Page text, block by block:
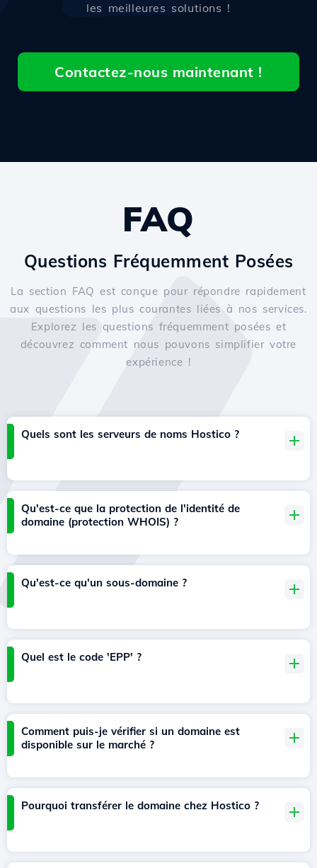
les meilleures solutions !
Contactez-nous maintenant !
FAQ
Questions Fréquemment Posées
La section FAQ est conçue pour répondre rapidement
aux questions les plus courantes liées à nos services.
Explorez les questions fréquemment posées et
découvrez comment nous pouvons simplifier votre
expérience !
Quels sont les serveurs de noms Hostico ?
Qu'est-ce que la protection de l'identité de
domaine (protection WHOIS) ?
Qu'est-ce qu'un sous-domaine ?
Quel est le code 'EPP' ?
Comment puis-je vérifier si un domaine est
disponible sur le marché ?
Pourquoi transférer le domaine chez Hostico ?